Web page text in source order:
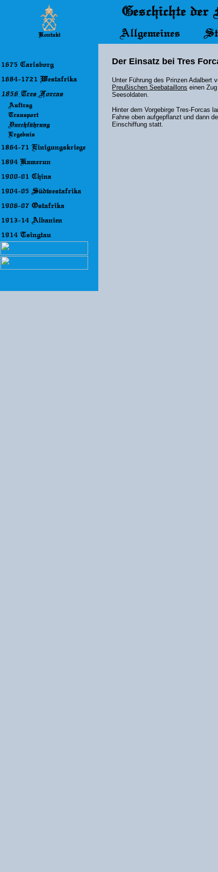
Der Einsatz bei Tres
Unter Führung des Prinzen Adalbert
Preußischen Seebataillons einen
Seesoldaten.
Hinter dem Vorgebirge Tres-Forcas
Fahne oben aufgepflanzt und dann
Einschiffung statt.